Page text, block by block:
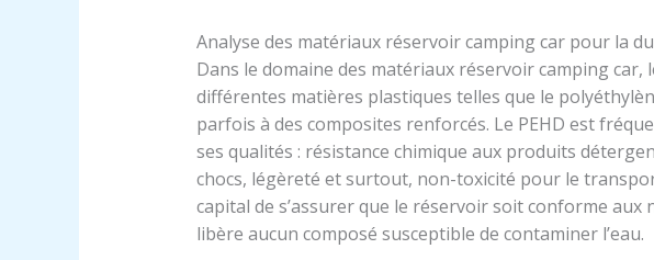
Analyse des matériaux réservoir camping car pour la
Dans le domaine des matériaux réservoir camping
différentes matières plastiques telles que le
parfois à des composites renforcés. Le PEHD est
ses qualités : résistance chimique aux produits
chocs, légèreté et surtout, non-toxicité pour le
capital de s’assurer que le réservoir soit conforme aux
libère aucun composé susceptible de contaminer l’eau.